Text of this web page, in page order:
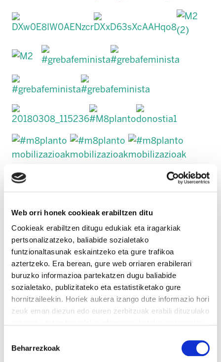
Web orri honek cookieak erabiltzen ditu
Cookieak erabiltzen ditugu edukiak eta iragarkiak
pertsonalizatzeko, baliabide sozialetako
funtzionaltasunak eskaintzeko eta gure trafikoa
aztertzeko. Era berean, gure web orriaren erabilerari
buruzko informazioa partekatzen dugu baliabide
sozialetako, publizitateko eta estatistiketako gure
hornitzaileekin. Horiek aukera izango dute informazio hori
zeuk eman diezun edo euren zerbitzuak erabili dituzulako
hautatzea
Beharrezkoak